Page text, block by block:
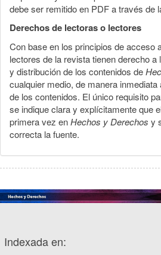
debe ser remitido en PDF a través de
Derechos de lectoras o lectores
Con base en los principios de acceso
lectores de la revista tienen derecho
y distribución de los contenidos de
cualquier medio, de manera
de los contenidos. El único requisito
se indique clara y explícitamente que
primera vez enHechos y Derechos y
correcta la fuente.
Indexada en: